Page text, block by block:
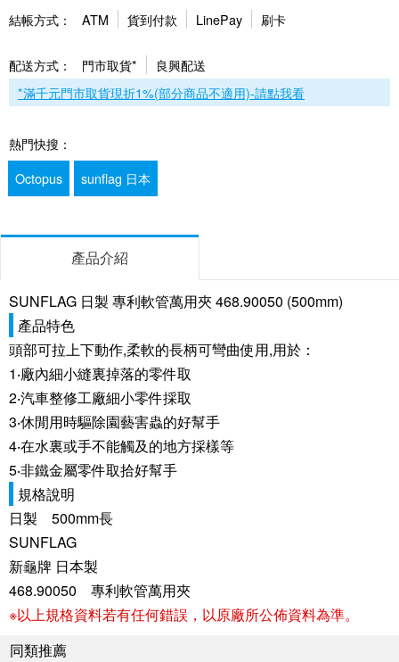
結帳方式： ATM 貨到付款 LinePay 刷卡
配送方式： 門市取貨*
良興配送
*滿千元門市取貨現折1%(部分商品不適用)-請點我看
熱門快搜：
Octopus
sunflag 日本
產品介紹
SUNFLAG 日製 專利軟管萬用夾 468.90050 (500mm)
產品特色
頭部可拉上下動作,柔軟的長柄可彎曲使用,用於：
1‧廠內細小縫裏掉落的零件取
2‧汽車整修工廠細小零件採取
3‧休閒用時驅除園藝害蟲的好幫手
4‧在水裏或手不能觸及的地方採樣等
5‧非鐵金屬零件取拾好幫手
規格說明
日製 500mm長
SUNFLAG
新龜牌 日本製
468.90050 專利軟管萬用夾
※以上規格資料若有任何錯誤，以原廠所公佈資料為準。
同類推薦